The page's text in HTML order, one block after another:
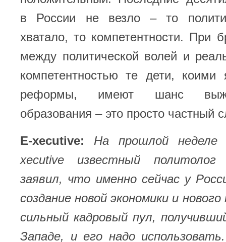
в России не везло – то
хватало, то компетентности. При
между политической волей и
компетентностью те дети,
реформы, имеют шанс
образования – это просто частный
E-xecutive:
На прошлой
xecutive известный политолог
заявил, что именно сейчас у
создание новой экономики и
сильный кадровый пул,
Западе, и его надо